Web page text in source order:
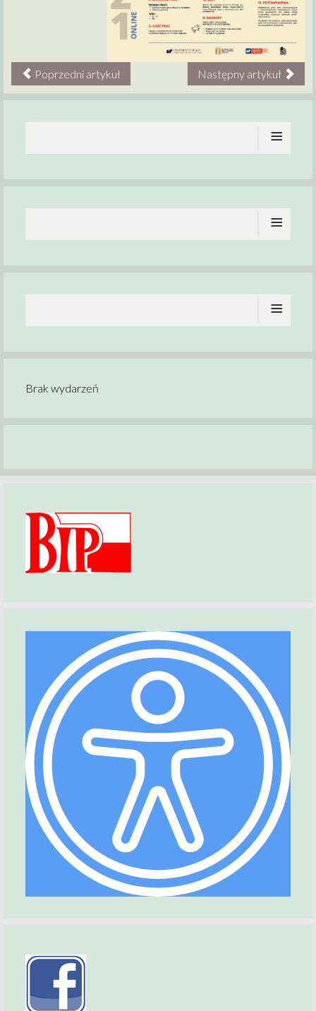
Poprzedni artykuł Następny artykuł
≡
≡
≡
Brak wydarzeń